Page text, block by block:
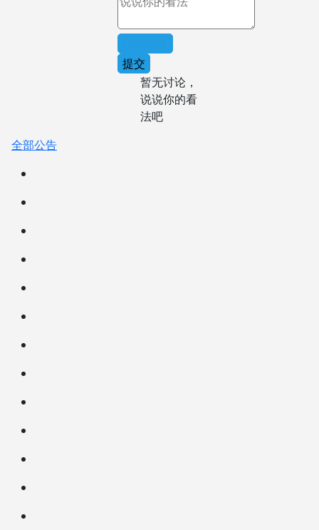
提交
暂无讨论，
说说你的看
法吧
全部公告